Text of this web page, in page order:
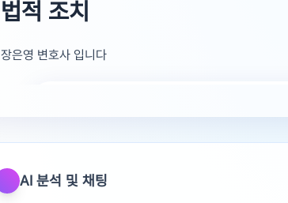
법적 조치
장은영 변호사 입니다
광고 [X]를 누르면 내용이 해제됩니다
AI 분석 및 채팅